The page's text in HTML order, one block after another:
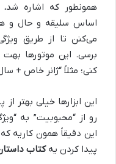
اساس سلیقه و حال و
می‌کنن تا از طریق
برسی. این موتورها
کنی؛ مثلاً “ژانر خاص +
این ابزارها خیلی بهتر
رو از “محبوبیت” به
این دقیقاً همون کاریه
پیدا کردن یهکتاب